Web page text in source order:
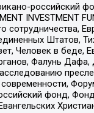
российский
INVESTMENT
сотрудничества,
Штатов,
Человек в беде,
Фалунь Дафа,
фонд,